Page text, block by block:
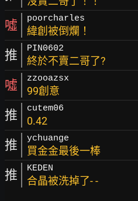
噓 poorcharles
緯創被倒爛！
推 PIN0602
終於不賣二哥了?
噓 zzooazsx
99創意
推 cutem06
0.42
推 ychuange
買金金最後一棒
推 KEDEN
合晶被洗掉了- -